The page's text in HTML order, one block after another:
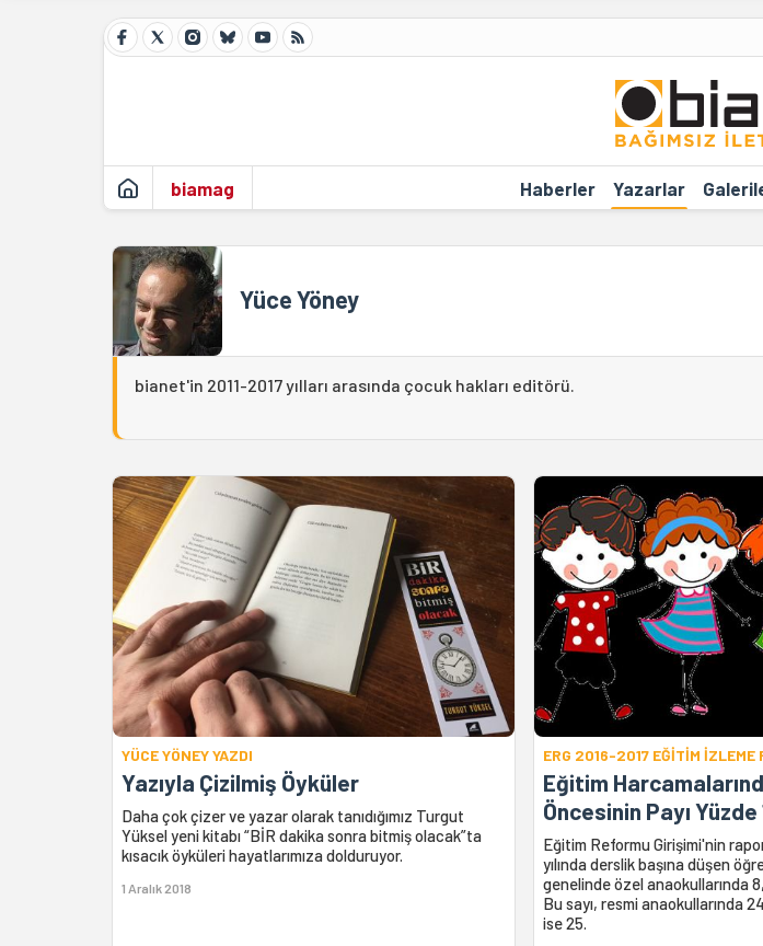
biamag Haberler Yazarlar
Yüce Yöney
bianet'in 2011-2017 yılları arasında çocuk hakları editörü.
YÜCE YÖNEY YAZDI
Yazıyla Çizilmiş Öyküler
Daha çok çizer ve yazar olarak tanıdığımız Turgut
Yüksel yeni kitabı “BİR dakika sonra bitmiş olacak”ta
kısacık öyküleri hayatlarımıza dolduruyor.
1 Aralık 2018
ERG 2016-2017 EĞİTİM İZLEME
Eğitim
Öncesinin Payı Yüzde
Eğitim Reformu Girişimi'nin
yılında derslik başına düşen
genelinde özel anaokullarında 8,
Bu sayı, resmi anaokullarında
ise 25.